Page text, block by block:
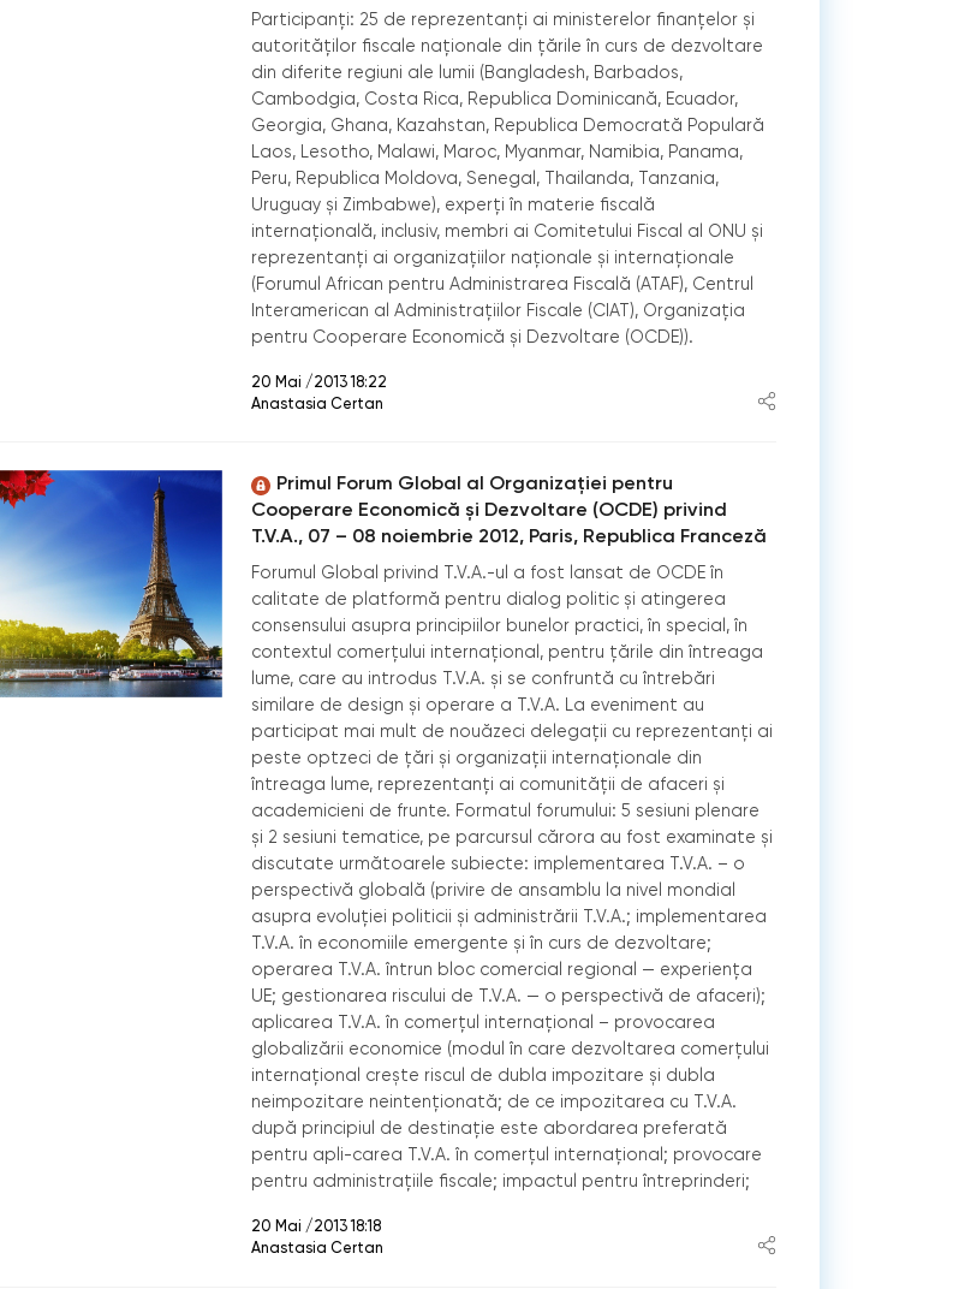
Participanţi: 25 de reprezentanţi ai ministerelor ﬁnanţelor și
autorităţilor ﬁscale naţionale din ţările în curs de dezvoltare
din diferite regiuni ale lumii (Bangladesh, Barbados,
Cambodgia, Costa Rica, Republica Dominicană, Ecuador,
Georgia, Ghana, Kazahstan, Republica Democrată Populară
Laos, Lesotho, Malawi, Maroc, Myanmar, Namibia, Panama,
Peru, Republica Moldova, Senegal, Thailanda, Tanzania,
Uruguay și Zimbabwe), experţi în materie ﬁscală
internaţională, inclusiv, membri ai Comitetului Fiscal al ONU și
reprezentanţi ai organizaţiilor naţionale și internaţionale
(Forumul African pentru Administrarea Fiscală (ATAF), Centrul
Interamerican al Administraţiilor Fiscale (CIAT), Organizaţia
pentru Cooperare Economică și Dezvoltare (OCDE)).
20 Mai /2013 18:22
Anastasia Certan
Primul Forum Global al Organizaţiei pentru
Cooperare Economică și Dezvoltare (OCDE) privind
T.V.A., 07 – 08 noiembrie 2012, Paris, Republica Franceză
Forumul Global privind T.V.A.-ul a fost lansat de OCDE în
calitate de platformă pentru dialog politic și atingerea
consensului asupra principiilor bunelor practici, în special, în
contextul comerțului internațional, pentru țările din întreaga
lume, care au introdus T.V.A. și se confruntă cu întrebări
similare de design și operare a T.V.A. La eveniment au
participat mai mult de nouăzeci delegații cu reprezentanți ai
peste optzeci de țări și organizații internaționale din
întreaga lume, reprezentanți ai comunității de afaceri și
academicieni de frunte. Formatul forumului: 5 sesiuni plenare
și 2 sesiuni tematice, pe parcursul cărora au fost examinate și
discutate următoarele subiecte: implementarea T.V.A. – o
perspectivă globală (privire de ansamblu la nivel mondial
asupra evoluției politicii și administrării T.V.A.; implementarea
T.V.A. în economiile emergente și în curs de dezvoltare;
operarea T.V.A. întrun bloc comercial regional — experiența
UE; gestionarea riscului de T.V.A. — o perspectivă de afaceri);
aplicarea T.V.A. în comerțul internațional – provocarea
globalizării economice (modul în care dezvoltarea comerțului
internațional crește riscul de dubla impozitare și dubla
neimpozitare neintenționată; de ce impozitarea cu T.V.A.
după principiul de destinație este abordarea preferată
pentru apli-carea T.V.A. în comerțul internațional; provocare
pentru administrațiile ﬁscale; impactul pentru întreprinderi;
20 Mai /2013 18:18
Anastasia Certan